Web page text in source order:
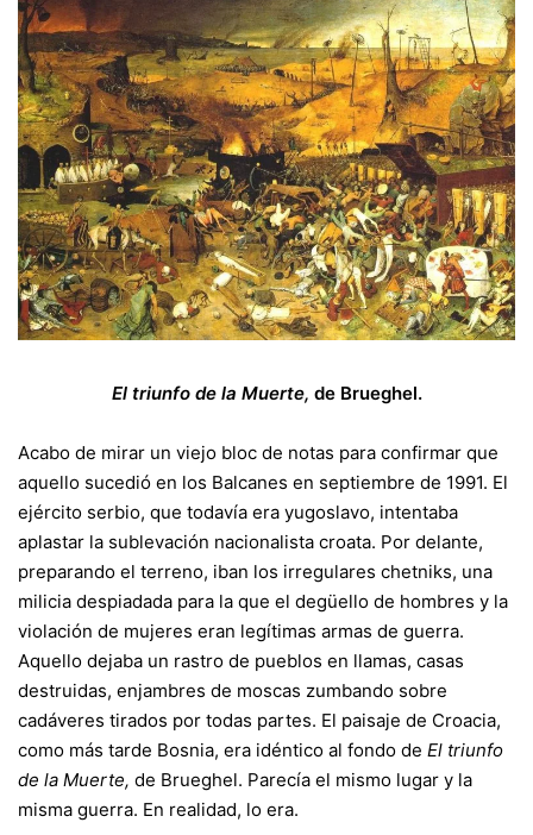
El triunfo de la Muerte, de Brueghel.
Acabo de mirar un viejo bloc de notas para confirmar que
aquello sucedió en los Balcanes en septiembre de 1991. El
ejército serbio, que todavía era yugoslavo, intentaba
aplastar la sublevación nacionalista croata. Por delante,
preparando el terreno, iban los irregulares chetniks, una
milicia despiadada para la que el degüello de hombres y la
violación de mujeres eran legítimas armas de guerra.
Aquello dejaba un rastro de pueblos en llamas, casas
destruidas, enjambres de moscas zumbando sobre
cadáveres tirados por todas partes. El paisaje de Croacia,
como más tarde Bosnia, era idéntico al fondo de El triunfo
de la Muerte, de Brueghel. Parecía el mismo lugar y la
misma guerra. En realidad, lo era.